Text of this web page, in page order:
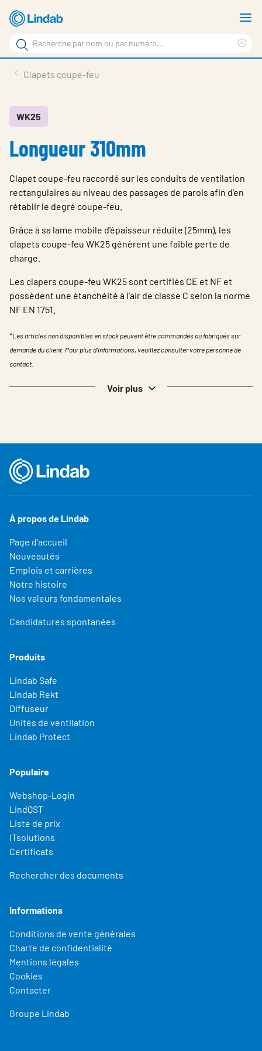
Aller
au
contenu
principal
Rechercher
Rechercher
sur
site
En vedette
À propos de Lindab
Downloads
Identification
Choisir la langue
Switzerland - French
Clapets coupe-feu
WK25
Longueur 310mm
Clapet coupe-feu raccordé sur les conduits de ventilation
rectangulaires au niveau des passages de parois afin d'en
rétablir le degré coupe-feu.
Grâce à sa lame mobile d'épaisseur réduite (25mm), les
clapets coupe-feu WK25 génèrent une faible perte de
charge.
Les clapers coupe-feu WK25 sont certifiés CE et NF et
possèdent une étanchéité à l'air de classe C selon la norme
NF EN 1751.
*Les articles non disponibles en stock peuvent être commandés ou fabriqués sur
demande du client. Pour plus d'informations, veuillez consulter votre personne de
contact.
Voir plus
À propos de Lindab
Page d'accueil
Nouveautés
Emplois et carrières
Notre histoire
Nos valeurs fondamentales
Candidatures spontanées
Produits
Lindab Safe
Lindab Rekt
Diffuseur
Unités de ventilation
Lindab Protect
Populaire
Webshop-Login
LindQST
Liste de prix
ITsolutions
Certificats
Rechercher des documents
Informations
Conditions de vente générales
Charte de confidentialité
Mentions légales
Cookies
Contacter
Groupe Lindab